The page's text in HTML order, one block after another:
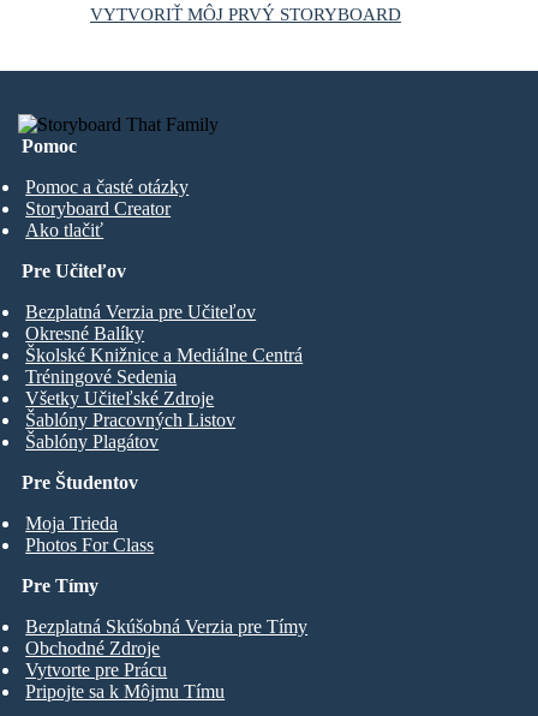
VYTVORIŤ MÔJ PRVÝ STORYBOARD
Pomoc
Pomoc a časté otázky
Storyboard Creator
Ako tlačiť
Pre Študentov
Moja Trieda
Photos For Class
Pre Učiteľov
Bezplatná Verzia pre Učiteľov
Okresné Balíky
Školské Knižnice a Mediálne Centrá
Tréningové Sedenia
Všetky Učiteľské Zdroje
Šablóny Pracovných Listov
Šablóny Plagátov
Pre Tímy
Bezplatná Skúšobná Verzia pre Tímy
Obchodné Zdroje
Vytvorte pre Prácu
Pripojte sa k Môjmu Tímu